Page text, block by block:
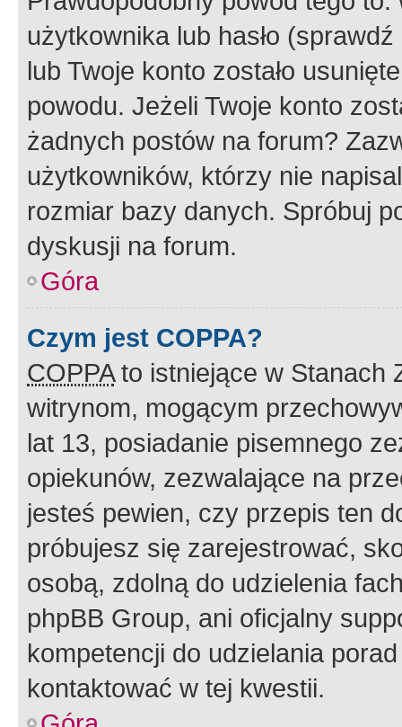
użytkownika lub hasło
lub Twoje konto zostało
powodu. Jeżeli Twoje konto
żadnych postów na forum?
użytkowników, którzy nie
rozmiar bazy danych. Spróbuj
dyskusji na forum.
Góra
Czym jest COPPA?
COPPAto istniejące w Stanach
witrynom, mogącym
lat 13, posiadanie pisemnego
opiekunów, zezwalające na
jesteś pewien, czy przepis ten
próbujesz się zarejestrować,
osobą, zdolną do udzielenia
phpBB Group, ani oficjalny
kompetencji do udzielania
kontaktować w tej kwestii.